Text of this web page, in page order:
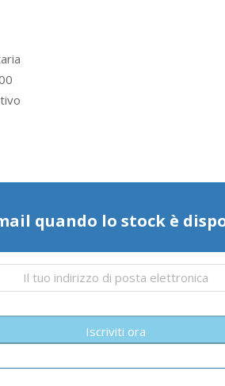
quando lo stock è
Iscriviti ora